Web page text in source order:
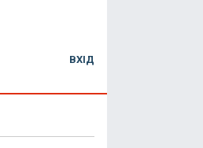
ВХІД